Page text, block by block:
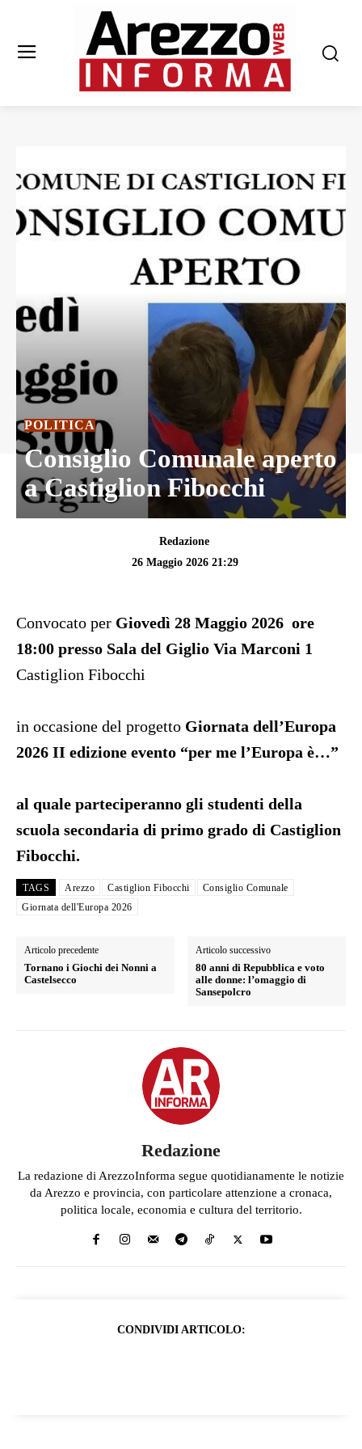
POLITICA
Consiglio Comunale aperto
a Castiglion Fibocchi
Redazione
26 Maggio 2026 21:29
Convocato per Giovedì 28 Maggio 2026 ore
18:00 presso Sala del Giglio Via Marconi 1
Castiglion Fibocchi
in occasione del progetto Giornata dell’Europa
2026 II edizione evento “per me l’Europa è…”
al quale parteciperanno gli studenti della
scuola secondaria di primo grado di Castiglion
Fibocchi.
TAGS Arezzo Castiglion Fibocchi
Consiglio Comunale
Giornata dell'Europa 2026
Articolo precedente
Tornano i Giochi dei Nonni a
Castelsecco
Articolo successivo
80 anni di Repubblica e voto
alle donne: l’omaggio di
Sansepolcro
Redazione
La redazione di ArezzoInforma segue quotidianamente le notizie
da Arezzo e provincia, con particolare attenzione a cronaca,
politica locale, economia e cultura del territorio.
CONDIVIDI ARTICOLO: